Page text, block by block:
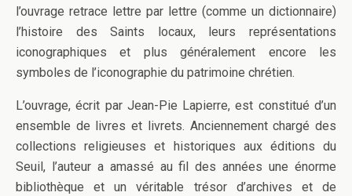
l’ouvrage retrace lettre par lettre (comme un dictionnaire)
l’histoire des Saints locaux, leurs représentations
iconographiques et plus généralement encore les
symboles de l’iconographie du patrimoine chrétien.
L’ouvrage, écrit par Jean-Pie Lapierre, est constitué d’un
ensemble de livres et livrets. Anciennement chargé des
collections religieuses et historiques aux éditions du
Seuil, l’auteur a amassé au fil des années une énorme
bibliothèque et un véritable trésor d’archives et de